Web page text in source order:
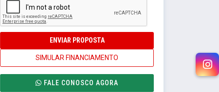
ENVIAR PROPOSTA
SIMULAR FINANCIAMENTO
FALE CONOSCO AGORA